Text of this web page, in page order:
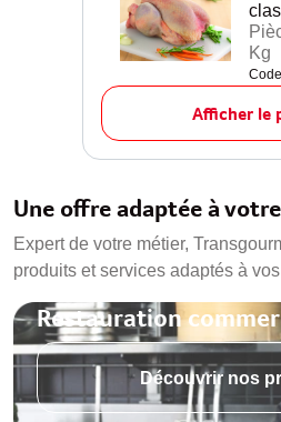
Kg
Afficher le
Une offre adaptée à
Expert de votre métier,
produits et services adaptés à
Restauration
Découvrir nos